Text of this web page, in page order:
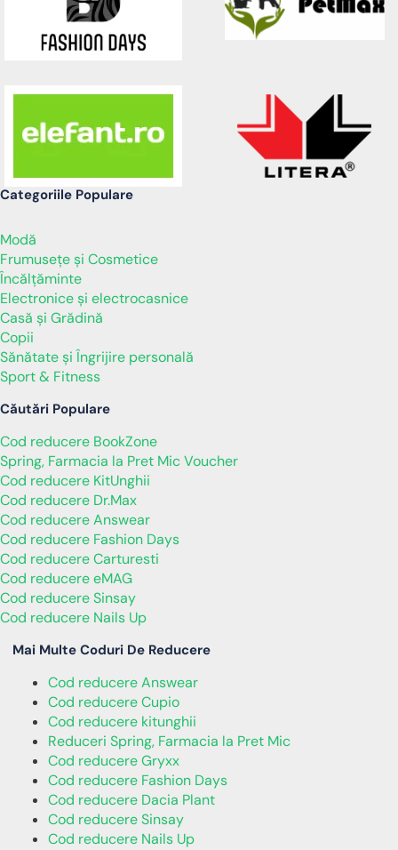
Categoriile Populare
Modă
Frumusețe și Cosmetice
Încălţăminte
Electronice și electrocasnice
Casă și Grădină
Copii
Sănătate și Îngrijire personală
Sport & Fitness
Căutări Populare
Cod reducere BookZone
Spring, Farmacia la Pret Mic Voucher
Cod reducere KitUnghii
Cod reducere Dr.Max
Cod reducere Answear
Cod reducere Fashion Days
Cod reducere Carturesti
Cod reducere eMAG
Cod reducere Sinsay
Cod reducere Nails Up
Mai Multe Coduri De Reducere
Cod reducere Answear
Cod reducere Cupio
Cod reducere kitunghii
Reduceri Spring, Farmacia la Pret Mic
Cod reducere Gryxx
Cod reducere Fashion Days
Cod reducere Dacia Plant
Cod reducere Sinsay
Cod reducere Nails Up